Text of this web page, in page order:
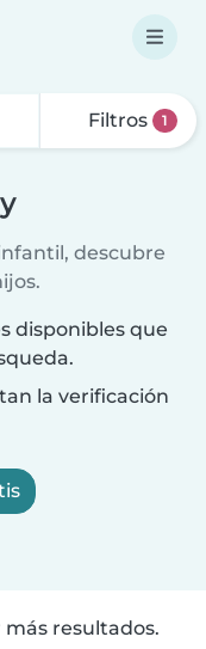
Filtros 1
descubre
disponibles que
la verificación
resultados.